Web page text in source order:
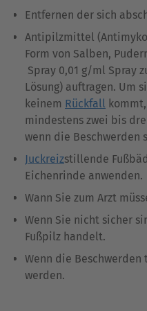
Entfernen der sich
Antipilzmittel
Form von Salben,
Spray 0,01 g/ml Spray
Lösung) auftragen. Um
keinem Rückfall
mindestens zwei bis
wenn die Beschwerden
Juckreizstillende
Eichenrinde anwenden.
Wann Sie zum Arzt
Wenn Sie nicht sicher
Fußpilz handelt.
Wenn die
werden.